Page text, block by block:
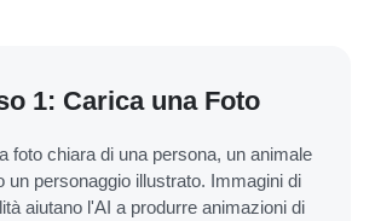
1: Carica una Foto
foto chiara di una persona, un animale
un personaggio illustrato. Immagini di
aiutano l'AI a produrre animazioni di